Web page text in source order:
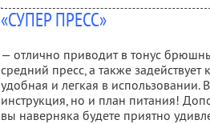
«СУПЕР ПРЕСС»
— отлично приводит в тонус
средний пресс, а также
удобная и легкая в использовании.
инструкция, но и план питания!
вы наверняка будете приятно